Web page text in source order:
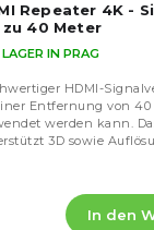
Repeater 4K -
zu 40 Meter
IN PRAG
In den
HDMI-
Entfernung von 40
werden kann.
3D sowie